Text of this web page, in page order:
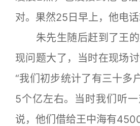
对。果然25日早上，他电话
朱先生随后赶到了王的
现问题大了，当时在现场讨
“我们初步统计了有三十多
5个亿左右。当时我们听
说，他们借给王中海有